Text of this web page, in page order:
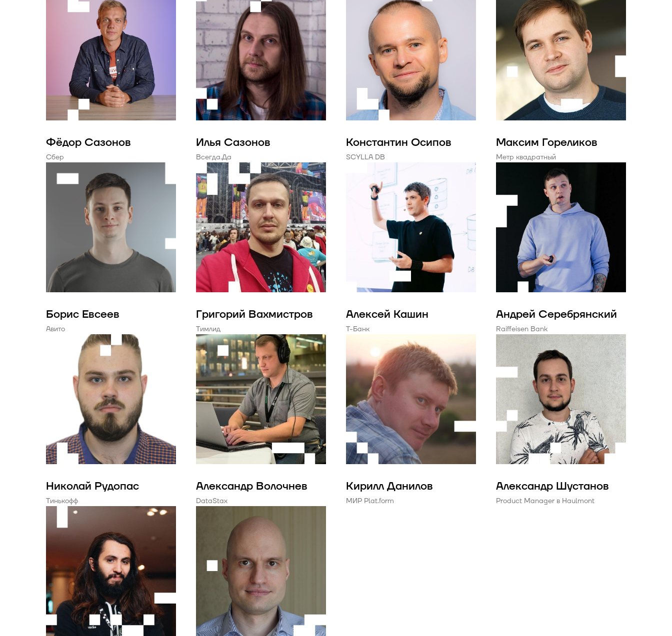
Фёдор Сазонов
Сбер
Илья Сазонов
Всегда.Да
Константин Осипов
SCYLLA DB
Максим Гореликов
Метр квадратный
Борис Евсеев
Авито
Григорий Вахмистров
Тимлид
Алексей Кашин
Т-Банк
Андрей Серебрянский
Raiffeisen Bank
Николай Рудопас
Тинькофф
Александр Волочнев
DataStax
Кирилл Данилов
МИР Plat.form
Александр Шустанов
Product Manager в Haulmont